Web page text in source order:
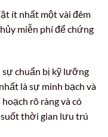
ít nhất một vài đêm
miễn phí để chứng
chuẩn bị kỹ lưỡng
là sự minh bạch và
rõ ràng và có
thời gian lưu trú